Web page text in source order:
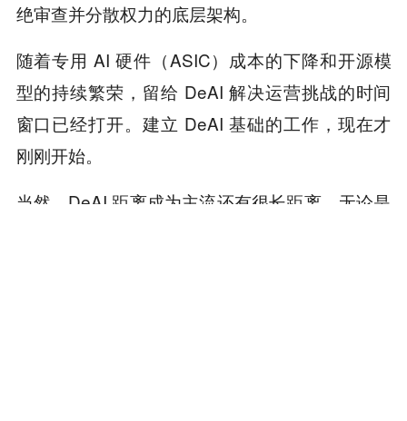
绝审查并分散权力的底层架构。
随着专用 AI 硬件（ASIC）成本的下降和开源模
型的持续繁荣，留给 DeAI 解决运营挑战的时间
窗口已经打开。建立 DeAI 基础的工作，现在才
刚刚开始。
当然，DeAI 距离成为主流还有很长距离。无论是